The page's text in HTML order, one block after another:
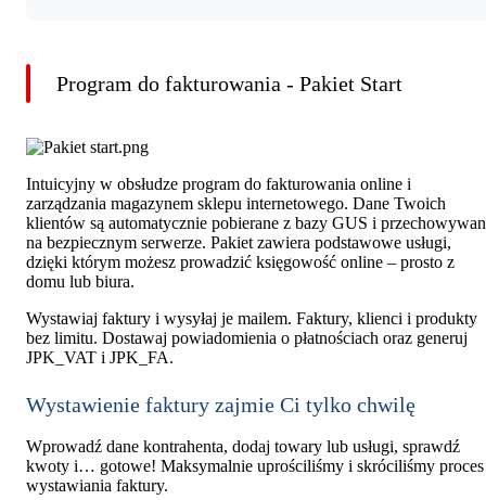
Program do fakturowania - Pakiet Start
Intuicyjny w obsłudze program do fakturowania online i
zarządzania magazynem sklepu internetowego. Dane Twoich
klientów są automatycznie pobierane z bazy GUS i
na bezpiecznym serwerze. Pakiet zawiera podstawowe usługi,
dzięki którym możesz prowadzić księgowość online – prosto z
domu lub biura.
Wystawiaj faktury i wysyłaj je mailem. Faktury, klienci i produkty
bez limitu. Dostawaj powiadomienia o płatnościach oraz generuj
JPK_VAT i JPK_FA.
Wystawienie faktury zajmie Ci tylko chwilę
Wprowadź dane kontrahenta, dodaj towary lub usługi, sprawdź
kwoty i… gotowe! Maksymalnie uprościliśmy i skróciliśmy proces
wystawiania faktury.